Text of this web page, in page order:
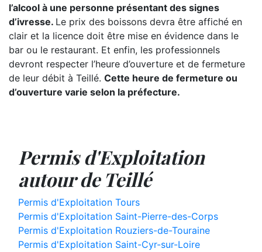
l’alcool à une personne présentant des signes
d’ivresse. Le prix des boissons devra être affiché en
clair et la licence doit être mise en évidence dans le
bar ou le restaurant. Et enfin, les professionnels
devront respecter l’heure d’ouverture et de fermeture
de leur débit à Teillé. Cette heure de fermeture ou
d’ouverture varie selon la préfecture.
Permis d'Exploitation
autour de Teillé
Permis d'Exploitation Tours
Permis d'Exploitation Saint-Pierre-des-Corps
Permis d'Exploitation Rouziers-de-Touraine
Permis d'Exploitation Saint-Cyr-sur-Loire